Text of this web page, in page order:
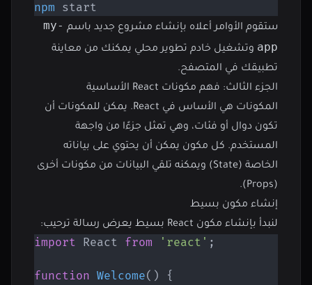
npm start
ستقوم الأوامر أعلاه بإنشاء مشروع جديد باسم my-
app وتشغيل خادم تطوير محلي يمكنك من معاينة
تطبيقك في المتصفح.
الجزء الثالث: فهم مكونات React الأساسية
المكونات هي الأساس في React. يمكن للمكونات أن
تكون دوال أو فئات، وهي تمثل جزءًا من واجهة
المستخدم. كل مكون يمكن أن يحتوي على بياناته
الخاصة (State) ويمكنه تلقي البيانات من مكونات أخرى
(Props).
إنشاء مكون بسيط
لنبدأ بإنشاء مكون React بسيط يعرض رسالة ترحيب:
import React from 'react' ;
function Welcome( )
{